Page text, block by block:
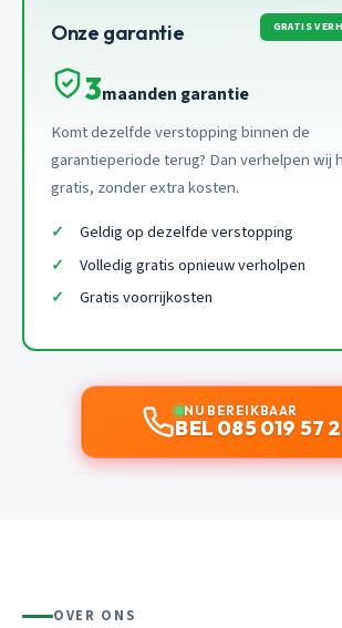
Onze garantie GRATIS
3maanden garantie
Komt dezelfde verstopping binnen de
garantieperiode terug? Dan verhelpen wij
gratis, zonder extra kosten.
Geldig op dezelfde verstopping
Volledig gratis opnieuw verholpen
Gratis voorrijkosten
NU BEREIKBAAR
BEL 085 019 57
OVER ONS